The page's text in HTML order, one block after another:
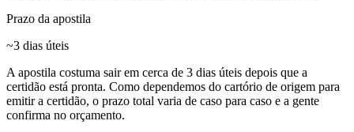
Prazo da apostila
~3 dias úteis
A apostila costuma sair em cerca de 3 dias úteis depois que a
certidão está pronta. Como dependemos do cartório de origem para
emitir a certidão, o prazo total varia de caso para caso e a gente
confirma no orçamento.